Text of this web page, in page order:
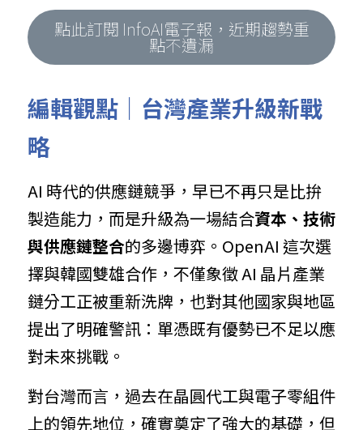
點此訂閱 InfoAI電子報，近期趨勢重
點不遺漏
編輯觀點｜台灣產業升級新戰
略
AI 時代的供應鏈競爭，早已不再只是比拚
製造能力，而是升級為一場結合資本、技術
與供應鏈整合的多邊博弈。OpenAI 這次選
擇與韓國雙雄合作，不僅象徵 AI 晶片產業
鏈分工正被重新洗牌，也對其他國家與地區
提出了明確警訊：單憑既有優勢已不足以應
對未來挑戰。
對台灣而言，過去在晶圓代工與電子零組件
上的領先地位，確實奠定了強大的基礎，但